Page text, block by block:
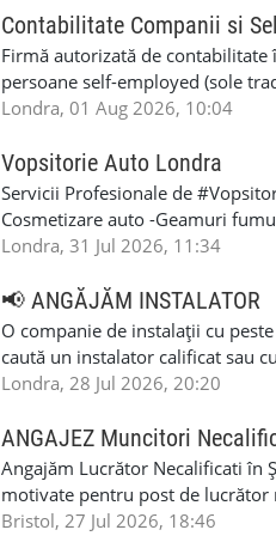
Contabilitate Companii si
Firmă autorizată de contabilitate
persoane self-employed (sole
închiriate (landlords) Serviciile
HMRC: PAYE / VAT / CIS ✔
Consultanță fiscală ✔ Declarații
Corporation Tax ✔ Company
planuri ✔ Cash-flow și previziuni
serviciile noastre? ✔ Suntem
ca tax agents ✔ Suntem
Service Provider), astfel putem
Deținem asigurare profesională
Disponibilitate pentru
07444800302 Email:
Brooker Road, Waltham Abbey,
Londra, 01 Aug 2026, 10:04
Vopsitorie Auto Londra
Servicii Profesionale de
Cosmetizare auto -Geamuri
Masina la Schimb. -Reparatiile
Utilizam cele mai moderne,
#Mecanic_Auto_Londra.
#Vopsitorie_Auto_Londra.
#Romanian_Auto_Service.
#Atelier_Auto_Romanesc.
#Geamuri_Fumurii_Colindale
#londramecanicautomultimarca
#mecanicimoldoveniinlondra
Londra, 31 Jul 2026, 11:34
📢 ANGĂJĂM INSTALATOR
O companie de instalații cu
caută un instalator calificat sau
Colchester și alte zone . Căutăm
Experiența în domeniul
valabil este obligatorie; 🤝
Cunoașterea limbii engleze nu
vorbesc limba engleză. 📍 Zona
Londra, 28 Jul 2026, 20:20
ANGAJEZ Muncitori
Angajăm Lucrător Necalificati în
motivate pentru post de lucrător
constituie un avantaj. Oferim:
Bristol, 27 Jul 2026, 18:46